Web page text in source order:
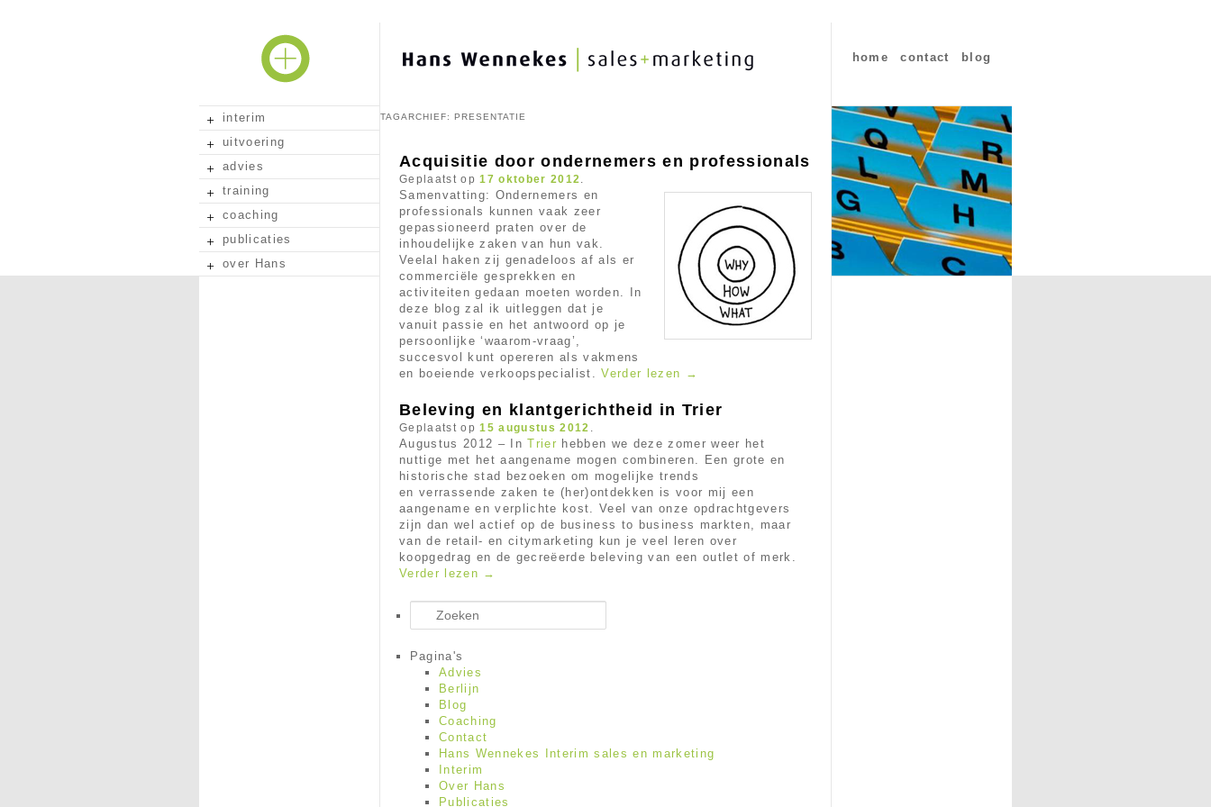
interim
uitvoering
advies
training
coaching
publicaties
over Hans
TAGARCHIEF: PRESENTATIE
Acquisitie door ondernemers en professionals
Geplaatst op17 oktober 2012.
Samenvatting: Ondernemers en
professionals kunnen vaak zeer
gepassioneerd praten over de
inhoudelijke zaken van hun vak.
Veelal haken zij genadeloos af als er
commerciële gesprekken en
activiteiten gedaan moeten worden. In
deze blog zal ik uitleggen dat je
vanuit passie en het antwoord op je
persoonlijke ‘waarom-vraag’,
succesvol kunt opereren als vakmens
en boeiende verkoopspecialist.Verder lezen →
Beleving en klantgerichtheid in Trier
Geplaatst op15 augustus 2012 .
Augustus 2012 – InTrier hebben we deze zomer weer het
nuttige met het aangename mogen combineren. Een grote en
historische stad bezoeken om mogelijke trends
en verrassende zaken te (her)ontdekken is voor mij een
aangename en verplichte kost. Veel van onze opdrachtgevers
zijn dan wel actief op de business to business markten, maar
van de retail- en citymarketing kun je veel leren over
koopgedrag en de gecreëerde beleving van een outlet of merk.
Verder lezen →
Zoeken
Pagina's
Advies
Berlijn
Blog
Coaching
Contact
Hans Wennekes Interim sales en marketing
Interim
Over Hans
Publicaties
home contact blog